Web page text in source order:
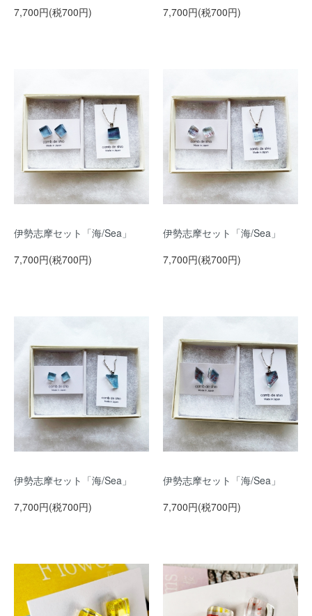
7,700円(税700円)
7,700円(税700円)
伊勢志摩セット「海/Sea」
7,700円(税700円)
伊勢志摩セット「海/Sea」
7,700円(税700円)
伊勢志摩セット「海/Sea」
7,700円(税700円)
伊勢志摩セット「海/Sea」
7,700円(税700円)